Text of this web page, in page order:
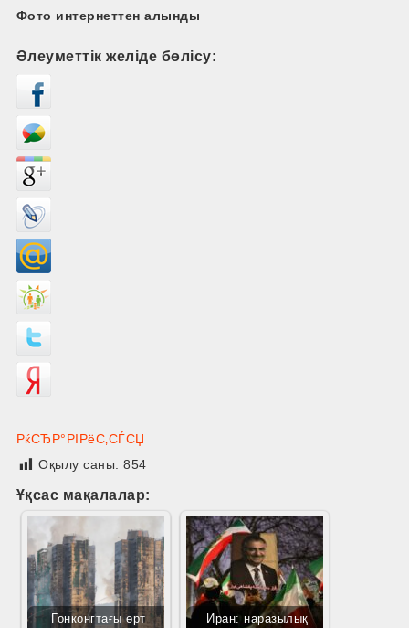
Фото интернеттен алынды
Әлеуметтік желіде бөлісу:
РќСЂР°РІРёС‚СЃСЏ
Оқылу саны:854
Ұқсас мақалалар:
Гонконгтағы өрт
Иран: наразылық